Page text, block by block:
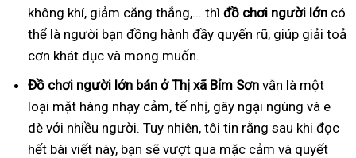
không khí, giảm căng thẳng,... thì đồ chơi người lớn có
thể là người bạn đồng hành đầy quyến rũ, giúp giải toả
cơn khát dục và mong muốn.
Đồ chơi người lớn bán ở Thị xã Bỉm Sơn vẫn là một
loại mặt hàng nhạy cảm, tế nhị, gây ngại ngùng và e
dè với nhiều người. Tuy nhiên, tôi tin rằng sau khi đọc
hết bài viết này, bạn sẽ vượt qua mặc cảm và quyết